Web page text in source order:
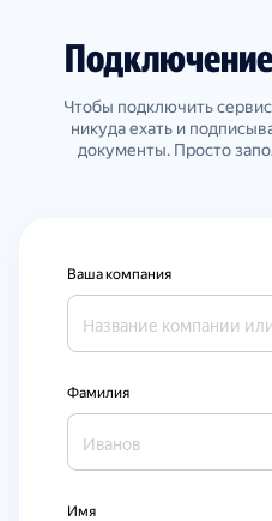
Чтобы подключить
никуда ехать и
документы. Просто
Ваша компания
Фамилия
Имя